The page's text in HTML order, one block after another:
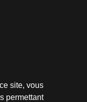
site, vous
permettant